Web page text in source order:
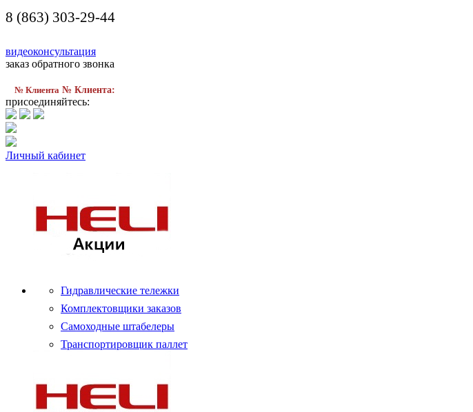
8 (863) 303-29-44
видеоконсультация
заказ обратного звонка
№ Клиента № Клиента:
присоединяйтесь:
Личный кабинет
Гидравлические тележки
Комплектовщики заказов
Самоходные штабелеры
Транспортировщик паллет